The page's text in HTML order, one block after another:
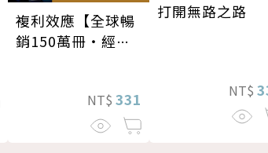
複利效應【全球暢
銷150萬冊・經典
NT$ 331
打開無路之路
NT$